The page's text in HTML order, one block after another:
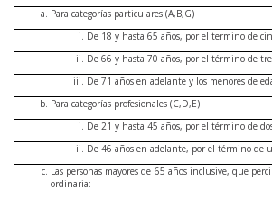
Para categorías particulares (A,B,G)
De 18 y hasta 65 años, por el termino de
De 66 y hasta 70 años, por el término de
De 71 años en adelante y los menores de
Para categorías profesionales (C,D,E)
De 21 y hasta 45 años, por el término de
De 46 años en adelante, por el término de
Las personas mayores de 65 años inclusive, que
ordinaria: